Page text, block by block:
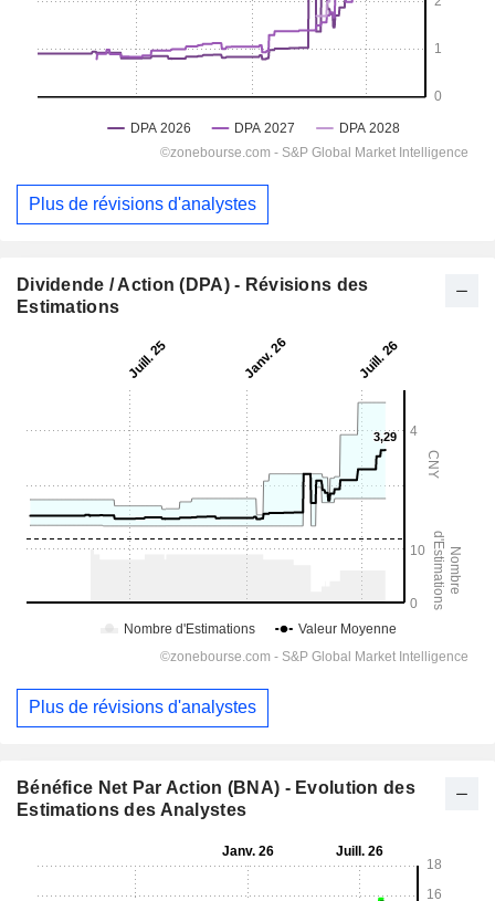
Plus de révisions d'analystes
Dividende / Action (DPA) - Révisions des
Estimations
Plus de révisions d'analystes
Bénéfice Net Par Action (BNA) - Evolution des
Estimations des Analystes